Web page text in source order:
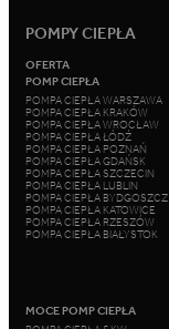
POMPY CIEPŁA
OFERTA
POMP CIEPŁA
POMPA CIEPŁA WARSZAWA
POMPA CIEPŁA KRAKÓW
POMPA CIEPŁA WROCŁAW
POMPA CIEPŁA ŁÓDŹ
POMPA CIEPŁA POZNAŃ
POMPA CIEPŁA GDAŃSK
POMPA CIEPŁA SZCZECIN
POMPA CIEPŁA LUBLIN
POMPA CIEPŁA BYDGOSZCZ
POMPA CIEPŁA KATOWICE
POMPA CIEPŁA RZESZÓW
POMPA CIEPŁA BIAŁYSTOK
MOCE POMP CIEPŁA